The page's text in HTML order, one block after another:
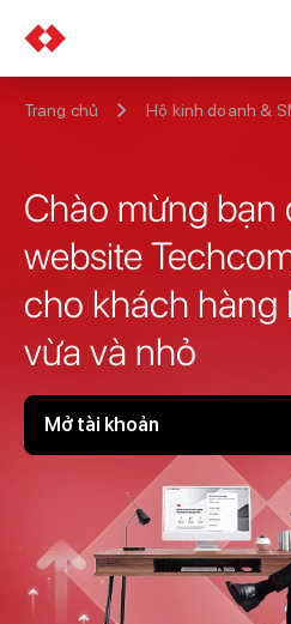
Trang chủ Hộ kinh doanh &
Chào mừng bạn
website
cho khách hàng
vừa và nhỏ
Mở tài khoản